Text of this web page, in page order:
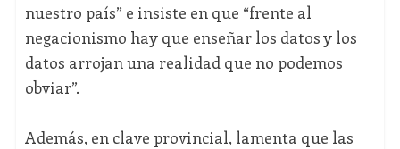
nuestro país” e insiste en que “frente al
negacionismo hay que enseñar los datos y los
datos arrojan una realidad que no podemos
obviar”.
Además, en clave provincial, lamenta que las